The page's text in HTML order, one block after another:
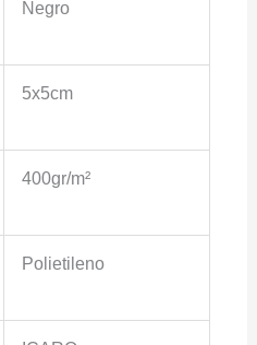
Negro
5x5cm
400gr/m²
Polietileno